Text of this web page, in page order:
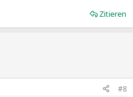
Zitieren
#8